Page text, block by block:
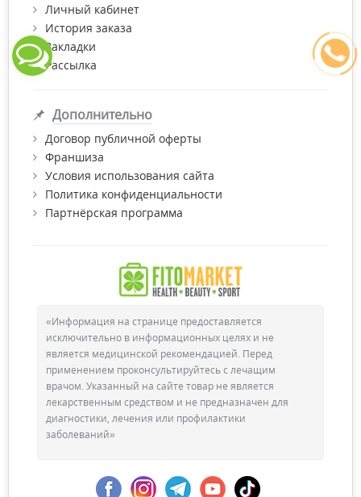
Личный кабинет
История заказа
Закладки
Рассылка
Дополнительно
Договор публичной оферты
Франшиза
Условия использования сайта
Политика конфиденциальности
Партнёрская программа
«Информация на странице предоставляется
исключительно в информационных целях и не
является медицинской рекомендацией. Перед
применением проконсультируйтесь с лечащим
врачом. Указанный на сайте товар не является
лекарственным средством и не предназначен для
диагностики, лечения или профилактики
заболеваний»